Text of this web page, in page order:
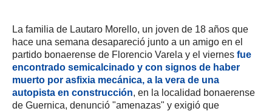
La familia de Lautaro Morello, un joven de 18 años que
hace una semana desapareció junto a un amigo en el
partido bonaerense de Florencio Varela y el viernes fue
encontrado semicalcinado y con signos de haber
muerto por asfixia mecánica, a la vera de una
autopista en construcción, en la localidad bonaerense
de Guernica, denunció "amenazas" y exigió que